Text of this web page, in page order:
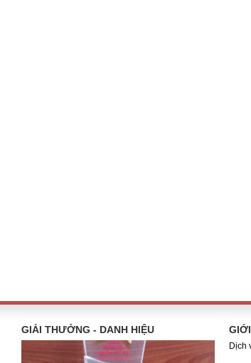
GIẢI THƯỞNG - DANH HIỆU
Dịch